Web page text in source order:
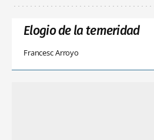
Elogio de la temeridad
Francesc Arroyo